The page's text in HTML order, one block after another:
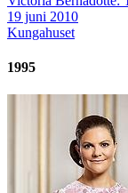
19 juni 2010
Kungahuset
1995